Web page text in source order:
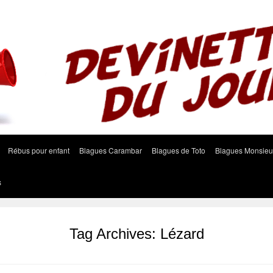
Rébus pour enfant Blagues Carambar Blagues de Toto Blagues
Tag Archives: Lézard